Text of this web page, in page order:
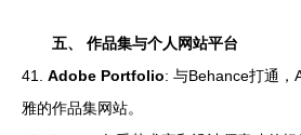
五、 作品集与个人网站平台
41. Adobe Portfolio: 与Behance打通，
雅的作品集网站。